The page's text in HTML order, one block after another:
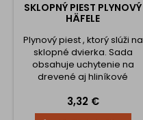
SKLOPNÝ PIEST PLYNOVÝ
HÄFELE
Plynový piest , ktorý slúži na
sklopné dvierka. Sada
obsahuje uchytenie na
drevené aj hliníkové
Cena
3,32 €